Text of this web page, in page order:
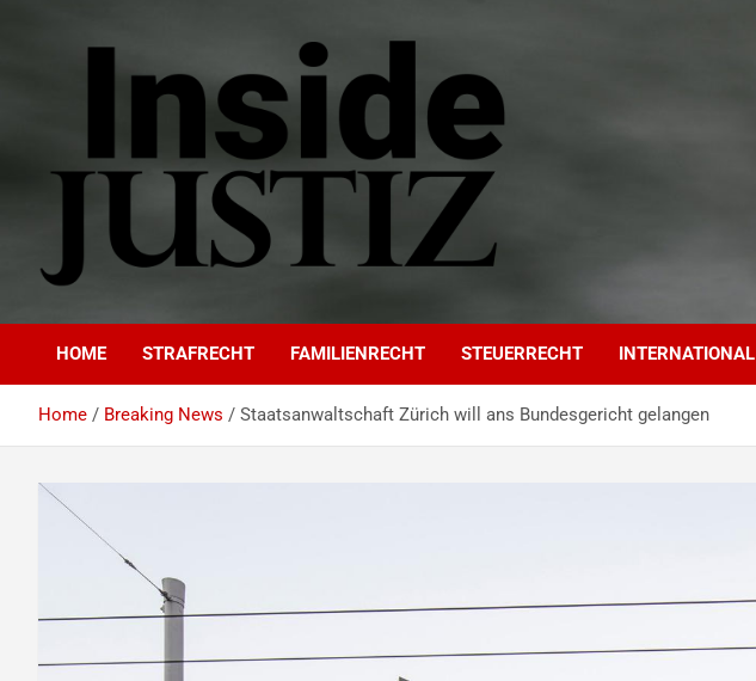
INSIDE-JUSTIZ
HOME STRAFRECHT FAMILIENRECHT STEUERRECHT INTERNATIONAL
Home Breaking News Staatsanwaltschaft Zürich will ans Bundesgericht gelangen